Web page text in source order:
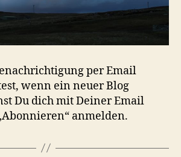
per Email
wenn ein neuer Blog
Du dich mit Deiner Email
anmelden.